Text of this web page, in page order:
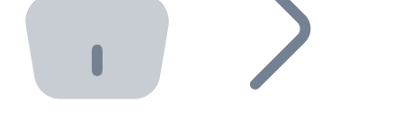
Integra un ATM Bitnovo en tu negocio y permite que
Bitnovo API
Integra nuestra API en tu ecosistema.